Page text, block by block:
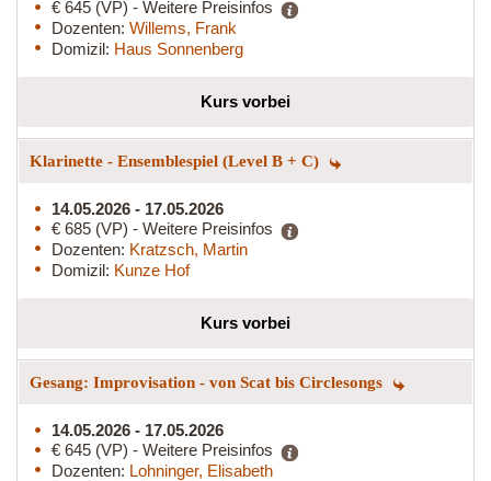
€ 645 (VP) - Weitere Preisinfos
Dozenten: Willems, Frank
Domizil: Haus Sonnenberg
Kurs vorbei
Klarinette - Ensemblespiel (Level B + C)
14.05.2026 - 17.05.2026
€ 685 (VP) - Weitere Preisinfos
Dozenten: Kratzsch, Martin
Domizil: Kunze Hof
Kurs vorbei
Gesang: Improvisation - von Scat bis Circlesongs
14.05.2026 - 17.05.2026
€ 645 (VP) - Weitere Preisinfos
Dozenten: Lohninger, Elisabeth